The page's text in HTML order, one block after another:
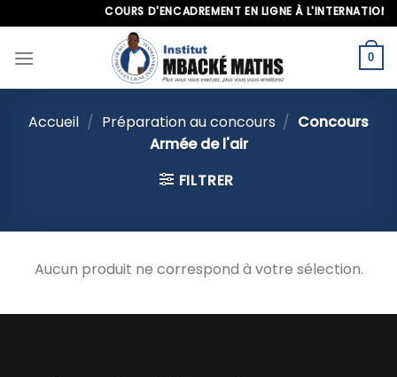
to
content
COURS D'ENCADREMENT EN LIGNE À
0
Accueil / Préparation au concours / Concours
Armée de l'air
FILTRER
Aucun produit ne correspond à votre sélection.